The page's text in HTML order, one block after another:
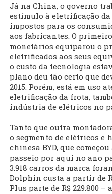
Já na China, o governo
estímulo à eletrificação da
impostos para os
aos fabricantes. O
monetários equiparou o
eletrificados aos seus
o custo da tecnologia
plano deu tão certo que
2015. Porém, está em uso
eletrificação da frota,
indústria de elétricos no
Tanto que outra
o segmento de elétricos e
chinesa BYD, que
passeio por aqui no ano
3.918 carros da marca
Dolphin custa a partir de
Plus parte de R$ 229.800 –